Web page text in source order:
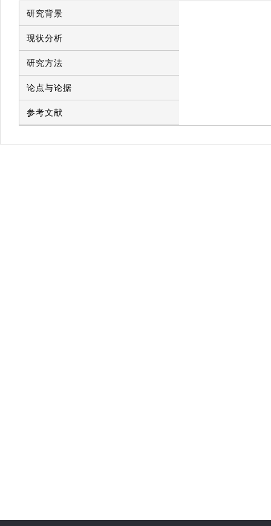
研究背景
现状分析
研究方法
论点与论据
参考文献